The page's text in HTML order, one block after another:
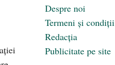
Despre noi
Termeni și condiții
Redacția
Publicitate pe site